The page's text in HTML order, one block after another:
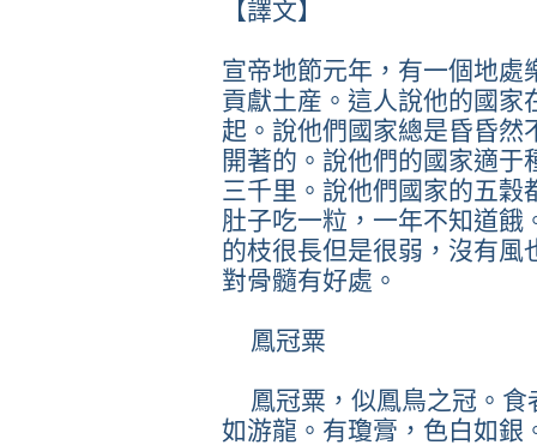
【譯文】
宣帝地節元年，有一個地處
貢獻土産。這人說他的國家
起。說他們國家總是昏昏然
開著的。說他們的國家適
三千里。說他們國家的五穀
肚子吃一粒，一年不知道餓
的枝很長但是很弱，沒有風
對骨髓有好處。
鳳冠粟
鳳冠粟，似鳳鳥之冠。食
如游龍。有瓊膏，色白如銀